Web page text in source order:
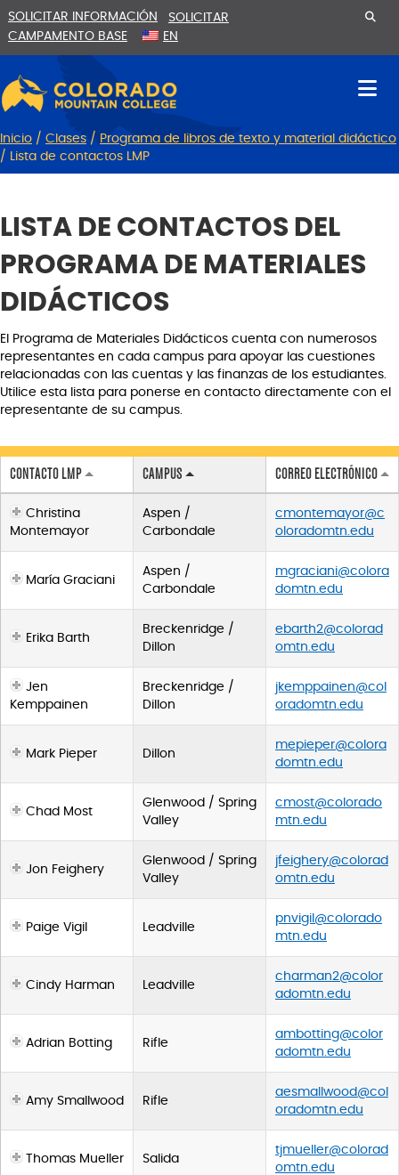
al
contenido
la
navegación
SOLICITAR INFORMACIÓN
SOLICITAR
CAMPAMENTO BASE
EN
Inicio / Clases/ Programa de libros de texto y material didáctico
/
Lista de contactos LMP
LISTA DE CONTACTOS DEL
PROGRAMA DE MATERIALES
DIDÁCTICOS
El Programa de Materiales Didácticos cuenta con numerosos
representantes en cada campus para apoyar las cuestiones
relacionadas con las cuentas y las finanzas de los estudiantes.
Utilice esta lista para ponerse en contacto directamente con el
representante de su campus.
CONTACTO LMP CAMPUS CORREO ELECTRÓNICO
Christina
Montemayor
Aspen /
Carbondale
cmontemayor@c
oloradomtn.edu
María Graciani
Aspen /
Carbondale
mgraciani@colora
domtn.edu
Erika Barth
Breckenridge /
Dillon
ebarth2@colorad
omtn.edu
Jen
Kemppainen
Breckenridge /
Dillon
jkemppainen@col
oradomtn.edu
Mark Pieper Dillon
mepieper@colora
domtn.edu
Chad Most
Glenwood / Spring
Valley
cmost@colorado
mtn.edu
Jon Feighery
Glenwood / Spring
Valley
jfeighery@colorad
omtn.edu
Paige Vigil Leadville
pnvigil@colorado
mtn.edu
Cindy Harman Leadville
charman2@color
adomtn.edu
Adrian Botting Rifle
ambotting@color
adomtn.edu
Amy Smallwood Rifle
aesmallwood@col
oradomtn.edu
Thomas Mueller Salida
tjmueller@colorad
omtn.edu